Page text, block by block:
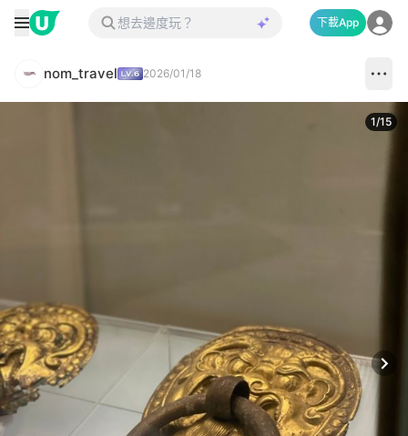
下載App
nom_travel 2026/01/18
1/15